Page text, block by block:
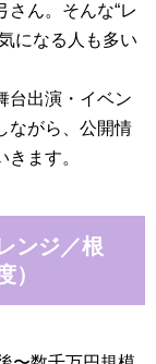
ん。そんな“レ
になる人も多い
台出演・イベン
ながら、公開情
ます。
ンジ／根
）